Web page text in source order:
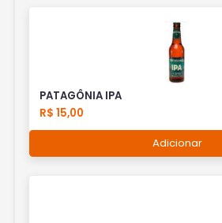
PATAGÔNIA IPA
R$ 15,00
Adicionar